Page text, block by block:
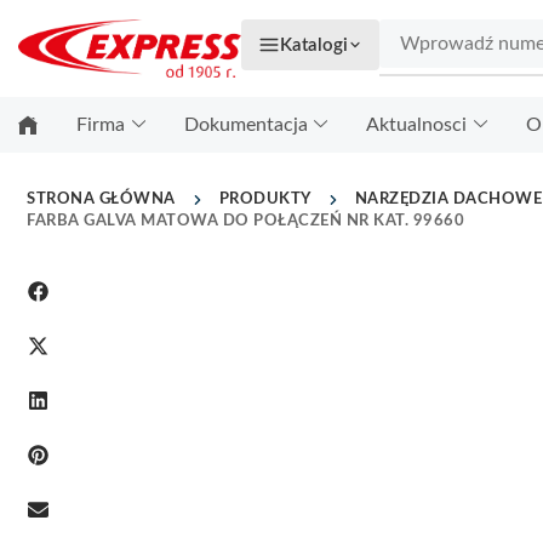
Katalogi
Firma Dokumentacja Aktualnosci
STRONA GŁÓWNA PRODUKTY
NARZĘDZIA DACHOWE
FARBA GALVA MATOWA DO POŁĄCZEŃ NR KAT. 99660